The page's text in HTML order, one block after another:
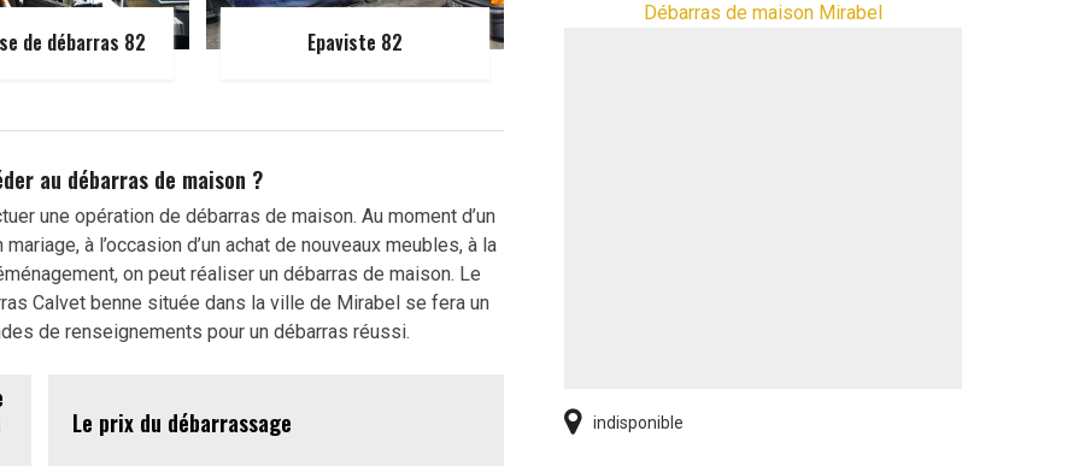
de débarras 82 Epaviste 82
au débarras de maison ?
une opération de débarras de maison. Au moment d’un
à l’occasion d’un achat de nouveaux meubles, à la
on peut réaliser un débarras de maison. Le
Calvet benne située dans la ville de Mirabel se fera un
de renseignements pour un débarras réussi.
Le prix du débarrassage
Débarras de maison Mirabel
indisponible